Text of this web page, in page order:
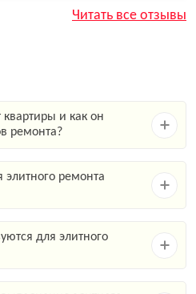
Читать все отзывы
и как он
ремонта?
ремонта
для элитного